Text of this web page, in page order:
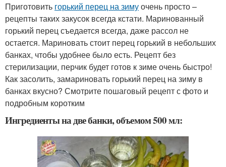
Приготовить горький перец на зимуочень просто –
рецепты таких закусок всегда кстати. Маринованный
горький перец съедается всегда, даже рассол не
остается. Мариновать стоит перец горький в небольших
банках, чтобы удобнее было есть. Рецепт без
стерилизации, перчик будет готов к зиме очень быстро!
Как засолить, замариновать горький перец на зиму в
банках вкусно? Смотрите пошаговый рецепт с фото и
подробным коротким
Ингредиенты на две банки, объемом 500 мл: